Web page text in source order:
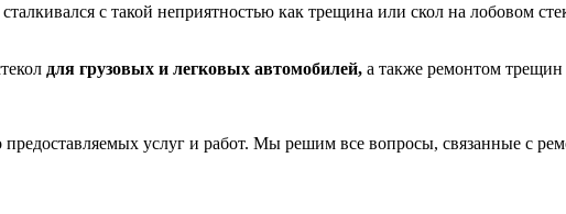
с такой неприятностью как трещина или скол на лобовом
для грузовых и легковых автомобилей, а также ремонтом трещин
услуг и работ. Мы решим все вопросы, связанные с